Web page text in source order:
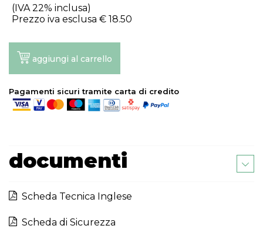
(IVA 22% inclusa)
Prezzo iva esclusa € 18.50
aggiungi al carrello
Pagamenti sicuri tramite carta di credito
documenti
Scheda Tecnica Inglese
Scheda di Sicurezza